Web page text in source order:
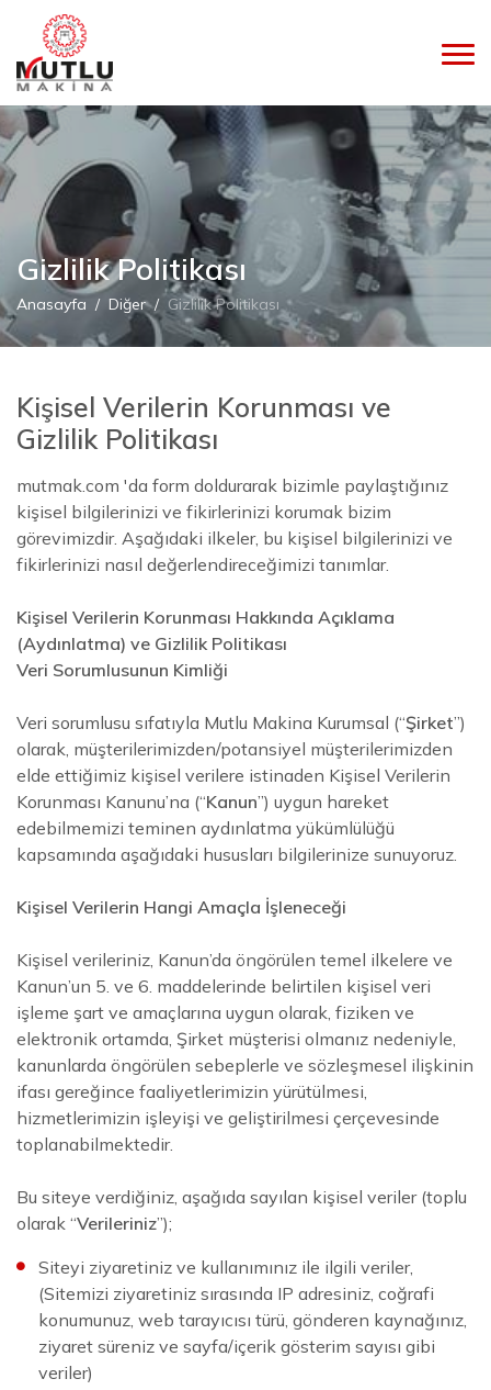
Gizlilik Politikası
Anasayfa Diğer Gizlilik Politikası
Kişisel Verilerin Korunması ve
Gizlilik Politikası
mutmak.com 'da form doldurarak bizimle paylaştığınız
kişisel bilgilerinizi ve fikirlerinizi korumak bizim
görevimizdir. Aşağıdaki ilkeler, bu kişisel bilgilerinizi ve
fikirlerinizi nasıl değerlendireceğimizi tanımlar.
Kişisel Verilerin Korunması Hakkında Açıklama
(Aydınlatma) ve Gizlilik Politikası
Veri Sorumlusunun Kimliği
Veri sorumlusu sıfatıyla Mutlu Makina Kurumsal (“Şirket”)
olarak, müşterilerimizden/potansiyel müşterilerimizden
elde ettiğimiz kişisel verilere istinaden Kişisel Verilerin
Korunması Kanunu’na (“Kanun”) uygun hareket
edebilmemizi teminen aydınlatma yükümlülüğü
kapsamında aşağıdaki hususları bilgilerinize sunuyoruz.
Kişisel Verilerin Hangi Amaçla İşleneceği
Kişisel verileriniz, Kanun’da öngörülen temel ilkelere ve
Kanun’un 5. ve 6. maddelerinde belirtilen kişisel veri
işleme şart ve amaçlarına uygun olarak, fiziken ve
elektronik ortamda, Şirket müşterisi olmanız nedeniyle,
kanunlarda öngörülen sebeplerle ve sözleşmesel ilişkinin
ifası gereğince faaliyetlerimizin yürütülmesi,
hizmetlerimizin işleyişi ve geliştirilmesi çerçevesinde
toplanabilmektedir.
Bu siteye verdiğiniz, aşağıda sayılan kişisel veriler (toplu
olarak “Verileriniz”);
Siteyi ziyaretiniz ve kullanımınız ile ilgili veriler,
(Sitemizi ziyaretiniz sırasında IP adresiniz, coğrafi
konumunuz, web tarayıcısı türü, gönderen kaynağınız,
ziyaret süreniz ve sayfa/içerik gösterim sayısı gibi
veriler)